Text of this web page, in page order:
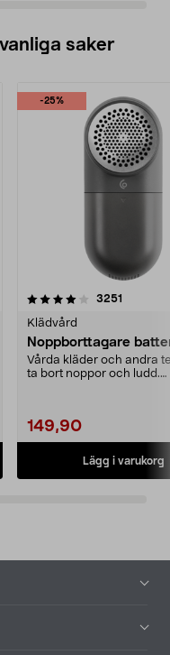
saker
-25%
3251
Klädvård
Noppborttagare
Vårda kläder och andra
ta bort noppor och ludd.
149,90
Lägg i varukorg
4.5av 5 stjärnor